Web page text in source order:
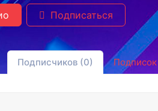
Подписаться
Подписчиков (0) Подписок